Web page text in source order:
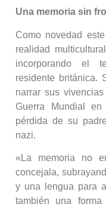
Una memoria sin
Como novedad
realidad
incorporando el
residente británica.
narrar sus
Guerra Mundial
pérdida de su
nazi.
«La memoria no
concejala,
y una lengua para
también una